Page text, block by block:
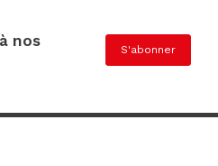
nos
S'abonner